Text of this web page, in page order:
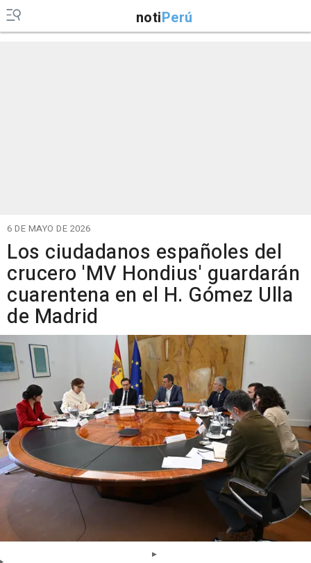
notiPerú
6 DE MAYO DE 2026
Los ciudadanos españoles del
crucero 'MV Hondius' guardarán
cuarentena en el H. Gómez Ulla
de Madrid